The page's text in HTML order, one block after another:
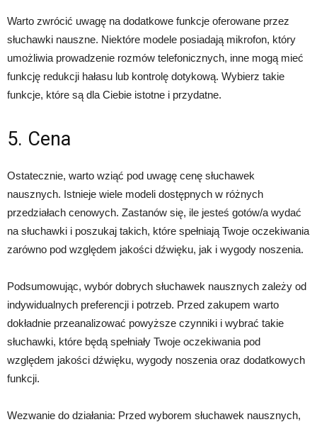
Warto zwrócić uwagę na dodatkowe funkcje oferowane przez
słuchawki nauszne. Niektóre modele posiadają mikrofon, który
umożliwia prowadzenie rozmów telefonicznych, inne mogą mieć
funkcję redukcji hałasu lub kontrolę dotykową. Wybierz takie
funkcje, które są dla Ciebie istotne i przydatne.
5. Cena
Ostatecznie, warto wziąć pod uwagę cenę słuchawek
nausznych. Istnieje wiele modeli dostępnych w różnych
przedziałach cenowych. Zastanów się, ile jesteś gotów/a wydać
na słuchawki i poszukaj takich, które spełniają Twoje oczekiwania
zarówno pod względem jakości dźwięku, jak i wygody noszenia.
Podsumowując, wybór dobrych słuchawek nausznych zależy od
indywidualnych preferencji i potrzeb. Przed zakupem warto
dokładnie przeanalizować powyższe czynniki i wybrać takie
słuchawki, które będą spełniały Twoje oczekiwania pod
względem jakości dźwięku, wygody noszenia oraz dodatkowych
funkcji.
Wezwanie do działania: Przed wyborem słuchawek nausznych,